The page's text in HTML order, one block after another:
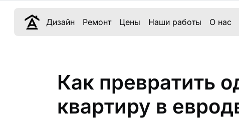
Дизайн Ремонт Цены Наши работы О нас
Как превратить
квартиру в